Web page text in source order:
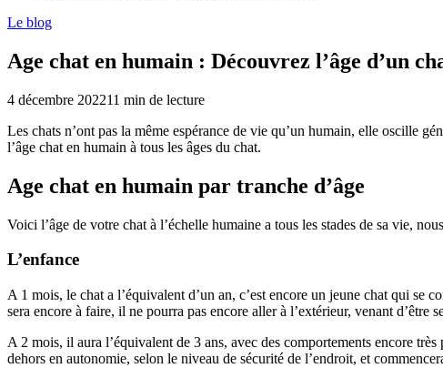
Le blog
Age chat en humain : Découvrez l’âge d’un
4 décembre 202211 min de lecture
Les chats n’ont pas la même espérance de vie qu’un humain, elle oscille
l’âge chat en humain à tous les âges du chat.
Age chat en humain par tranche d’âge
Voici l’âge de votre chat à l’échelle humaine a tous les stades de sa vie,
L’enfance
A 1 mois, le chat a l’équivalent d’un an, c’est encore un jeune chat qui se
sera encore à faire, il ne pourra pas encore aller à l’extérieur, venant d’être
A 2 mois, il aura l’équivalent de 3 ans, avec des comportements encore
dehors en autonomie, selon le niveau de sécurité de l’endroit, et